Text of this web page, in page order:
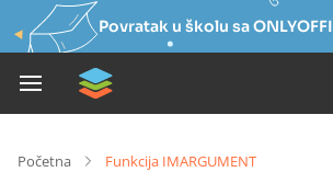
Povratak u školu sa
Početna Funkcija IMARGUMENT